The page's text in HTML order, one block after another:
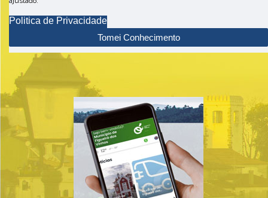
Politica de Privacidade
Tomei Conhecimento